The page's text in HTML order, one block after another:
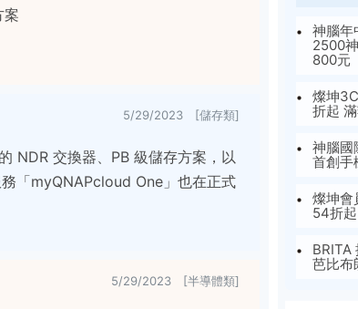
案
5/29/2023 [儲存類]
NDR 交換器、PB 級儲存方案，以
「myQNAPcloud One」也在正式
5/29/2023 [半導體類]
神腦年
2500
800元
燦坤
折起
神腦國
首創手
燦坤會
54折起
BRITA
芭比布